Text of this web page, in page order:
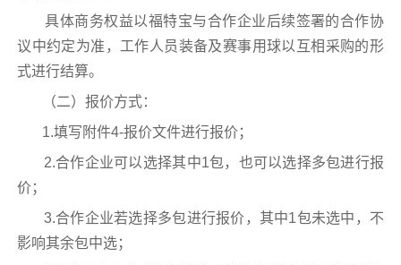
具体商务权益以福特宝与合作企业后续签署的合作协
议中约定为准，工作人员装备及赛事用球以互相采购的形
式进行结算。
（二）报价方式：
1.填写附件4-报价文件进行报价；
2.合作企业可以选择其中1包，也可以选择多包进行报
价；
3.合作企业若选择多包进行报价，其中1包未选中，不
影响其余包中选；